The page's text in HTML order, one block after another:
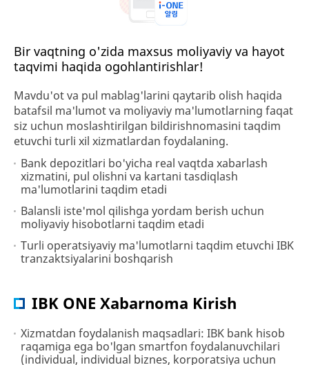
Bir vaqtning o'zida maxsus moliyaviy va hayot
taqvimi haqida ogohlantirishlar!
Mavdu'ot va pul mablag'larini qaytarib olish haqida
batafsil ma'lumot va moliyaviy ma'lumotlarning faqat
siz uchun moslashtirilgan bildirishnomasini taqdim
etuvchi turli xil xizmatlardan foydalaning.
Bank depozitlari bo'yicha real vaqtda xabarlash
xizmatini, pul olishni va kartani tasdiqlash
ma'lumotlarini taqdim etadi
Balansli iste'mol qilishga yordam berish uchun
moliyaviy hisobotlarni taqdim etadi
Turli operatsiyaviy ma'lumotlarni taqdim etuvchi IBK
tranzaktsiyalarini boshqarish
IBK ONE Xabarnoma Kirish
Xizmatdan foydalanish maqsadlari: IBK bank hisob
raqamiga ega bo'lgan smartfon foydalanuvchilari
(individual, individual biznes, korporatsiya uchun